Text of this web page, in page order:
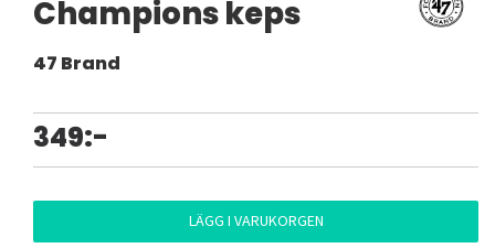
Champions keps
47 Brand
349:-
LÄGG I VARUKORGEN